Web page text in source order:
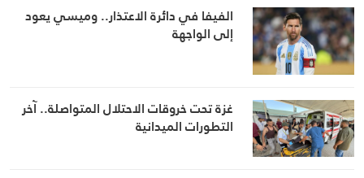
الفيفا في دائرة الاعتذار.. وميسي يعود
إلى الواجهة
غزة تحت خروقات الاحتلال المتواصلة.. آخر
التطورات الميدانية